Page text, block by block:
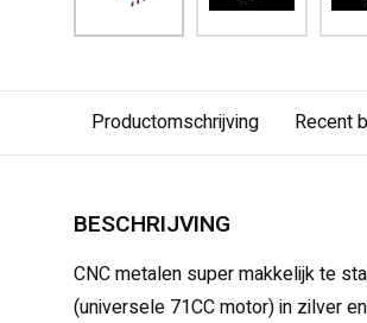
Productomschrijving Recent
BESCHRIJVING
CNC metalen super makkelijk te
(universele 71CC motor) in zilver